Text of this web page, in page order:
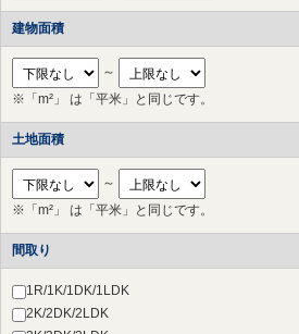
青葉台（9件）
田奈（7件）
長津田（7件）
つくし野
すずかけ台 （3件）
つきみ野
中央林間（1件）
建物面積
～
※「m²」 は「平米」と同じです。
土地面積
～
※「m²」 は「平米」と同じです。
間取り
1R/1K/1DK/1LDK
2K/2DK/2LDK